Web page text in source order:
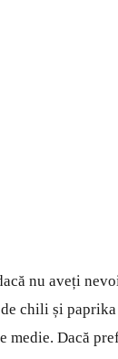
nu aveți
chili și
medie. Dacă